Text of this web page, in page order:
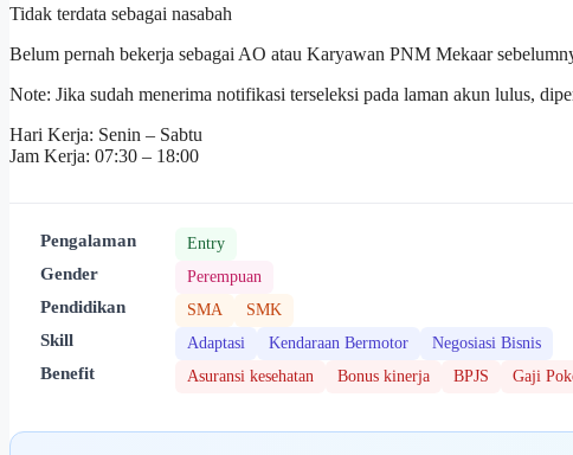
Tidak terdata sebagai nasabah
Belum pernah bekerja sebagai AO atau Karyawan PNM Mekaar
Note: Jika sudah menerima notifikasi terseleksi pada laman akun lulus,
Hari Kerja: Senin – Sabtu
Jam Kerja: 07:30 – 18:00
Pengalaman Entry
Gender Perempuan
Pendidikan SMA SMK
Skill Adaptasi Kendaraan Bermotor Negosiasi Bisnis
Benefit Asuransi kesehatan Bonus kinerja BPJS Gaji